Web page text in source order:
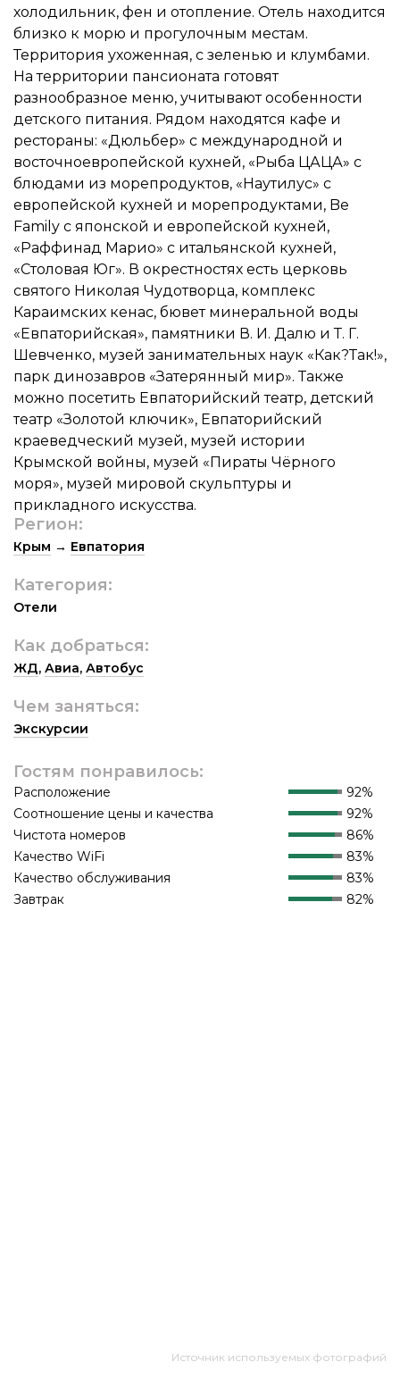
холодильник, фен и отопление. Отель находится
близко к морю и прогулочным местам.
Территория ухоженная, с зеленью и клумбами.
На территории пансионата готовят
разнообразное меню, учитывают особенности
детского питания. Рядом находятся кафе и
рестораны: «Дюльбер» с международной и
восточноевропейской кухней, «Рыба ЦАЦА» с
блюдами из морепродуктов, «Наутилус» с
европейской кухней и морепродуктами, Be
Family с японской и европейской кухней,
«Раффинад Марио» с итальянской кухней,
«Столовая Юг». В окрестностях есть церковь
святого Николая Чудотворца, комплекс
Караимских кенас, бювет минеральной воды
«Евпаторийская», памятники В. И. Далю и Т. Г.
Шевченко, музей занимательных наук «Как?Так!»,
парк динозавров «Затерянный мир». Также
можно посетить Евпаторийский театр, детский
театр «Золотой ключик», Евпаторийский
краеведческий музей, музей истории
Крымской войны, музей «Пираты Чёрного
моря», музей мировой скульптуры и
прикладного искусства.
Регион:
Крым → Евпатория
Категория:
Отели
Как добраться:
ЖД, Авиа, Автобус
Чем заняться:
Экскурсии
Гостям понравилось:
Расположение
92%
Соотношение цены и качества
92%
Чистота номеров
86%
Качество WiFi
83%
Качество обслуживания
83%
Завтрак
82%
Источник используемых фотографий